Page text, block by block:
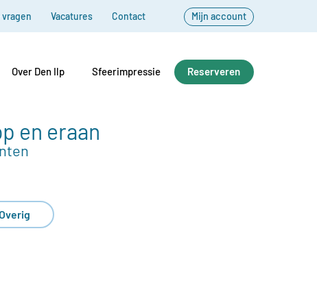
Vacatures Contact Mijn account
Over Den Ilp Sfeerimpressie Reserveren
en eraan